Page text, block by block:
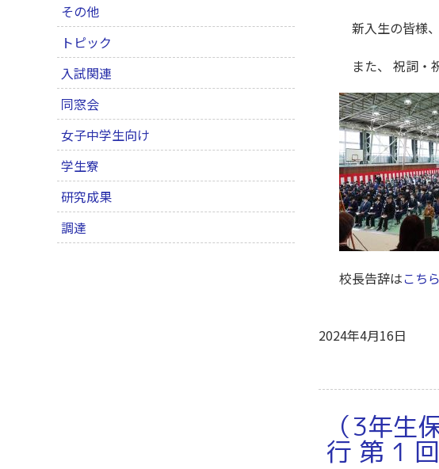
新入生の皆様
また、 祝詞・
校長告辞はこちら
2024年4月16日
（3年
行 第 1
その他
トピック
入試関連
同窓会
女子中学生向け
学生寮
研究成果
調達